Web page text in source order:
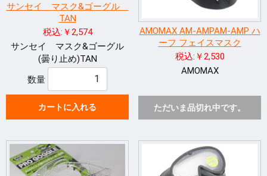
サンセイ マスク&ゴーグル
TAN
税込:￥2,574
サンセイ マスク&ゴーグル
(曇り止め)TAN
数量
カートに入れる
AMOMAX AM-AMPAM-AMP ハ
ーフ フェイスマスク
税込:￥2,530
AMOMAX
ただいま品切れ中です。